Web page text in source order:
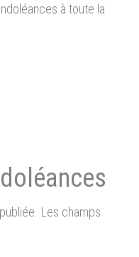
à toute la
Les champs